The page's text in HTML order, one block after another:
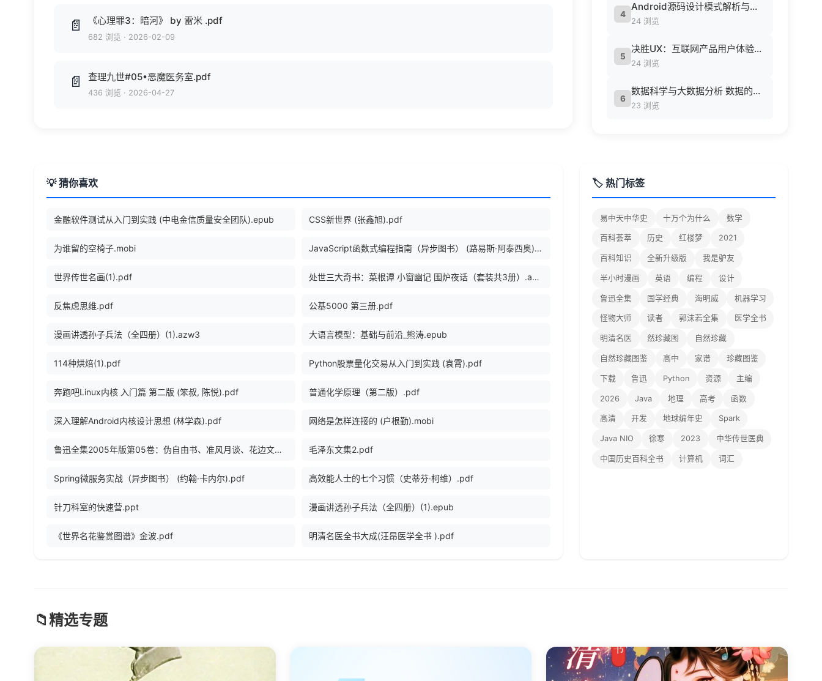
📄 《心理罪3：暗河》 by 雷米 .pdf
682 浏览 · 2026-02-09
📄 查理九世#05•恶魔医务室.pdf
436 浏览 · 2026-04-27
4
Android源码设计模式解析与实战 (何红辉，关爱民著, 何红辉, 关爱民著, 何红辉, 关爱民).pdf
24 浏览
5
决胜UX：互联网产品用户体验策略 ([美] Jaime Levy [[美] Jaime Levy]).epub
24 浏览
6
数据科学与大数据分析 数据的发现 分析 可视化与表示 ( etc.).epub
23 浏览
💡 猜你喜欢
金融软件测试从入门到实践 (中电金信质量安全团队).epub CSS新世界 (张鑫旭).pdf
为谁留的空椅子.mobi JavaScript函数式编程指南（异步图书） (路易斯·阿泰西奥).epub
世界传世名画(1).pdf 处世三大奇书：菜根谭 小窗幽记 围炉夜话（套装共3册）.azw3
反焦虑思维.pdf 公基5000 第三册.pdf
漫画讲透孙子兵法（全四册）(1).azw3 大语言模型：基础与前沿_熊涛.epub
114种烘焙(1).pdf Python股票量化交易从入门到实践 (袁霄).pdf
奔跑吧Linux内核 入门篇 第二版 (笨叔, 陈悦).pdf 普通化学原理（第二版）.pdf
深入理解Android内核设计思想 (林学森).pdf 网络是怎样连接的 (户根勤).mobi
鲁迅全集2005年版第05卷：伪自由书、准风月谈、花边文学.pdf 毛泽东文集2.pdf
Spring微服务实战（异步图书） (约翰·卡内尔).pdf 高效能人士的七个习惯（史蒂芬·柯维）.pdf
针刀科室的快速营.ppt 漫画讲透孙子兵法（全四册）(1).epub
《世界名花鉴赏图谱》金波.pdf 明清名医全书大成(汪昂医学全书 ).pdf
🏷️ 热门标签
易中天中华史 十万个为什么 数学
百科荟萃 历史 红楼梦 2021
百科知识 全新升级版 我是驴友
半小时漫画 英语 编程 设计
鲁迅全集 国学经典 海明威 机器学习
怪物大师 读者 郭沫若全集 医学全书
明清名医 然珍藏图 自然珍藏
自然珍藏图鉴 高中 家谱 珍藏图鉴
下载 鲁迅 Python 资源 主编
2026 Java 地理 高考 函数
高清 开发 地球编年史 Spark
Java NIO 徐寒 2023 中华传世医典
中国历史百科全书 计算机 词汇
📁精选专题